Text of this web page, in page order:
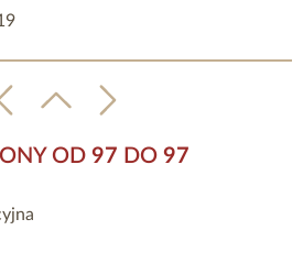
OD 97 DO 97